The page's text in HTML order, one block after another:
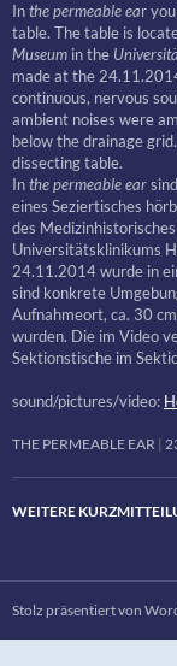
Inthe permeable ear
table. The table is
Museum in the
made at the
continuous, nervous
ambient noises were
below the drainage
dissecting table.
Inthe permeable ear
eines Seziertisches
des
Universitätsklinikums
24.11.2014 wurde in
sind konkrete
Aufnahmeort, ca. 30
wurden. Die im Video
Sektionstische im
sound/pictures/video:
THE PERMEABLE EAR
WEITERE
Stolz präsentiert von